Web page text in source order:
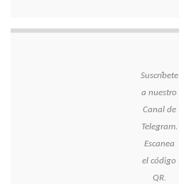
Suscríbete
a nuestro
Canal de
Telegram.
Escanea
el código
QR.